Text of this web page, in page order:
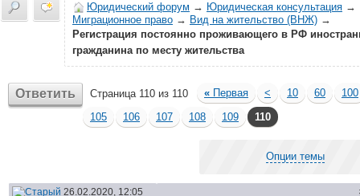
Юридический форум → Юридическая консультация →
Миграционное право → Вид на жительство (ВНЖ) →
Регистрация постоянно проживающего в РФ
гражданина по месту жительства
Ответить Страница 110 из 110 « Первая < 10 60
100
105
106 107 108 109 110
Опции темы
26.02.2020, 12:05